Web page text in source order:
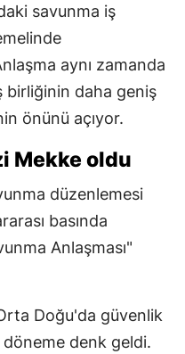
savunma iş
aynı zamanda
birliğinin daha geniş
önünü açıyor.
Mekke oldu
düzenlemesi
basında
Anlaşması"
Doğu'da güvenlik
denk geldi.